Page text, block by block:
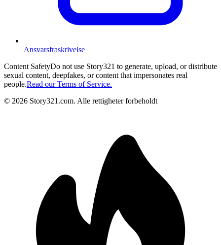
Ansvarsfraskrivelse
Content SafetyDo not use Story321 to generate, upload, or distribute
sexual content, deepfakes, or content that impersonates real
people.Read our Terms of Service.
© 2026 Story321.com. Alle rettigheter forbeholdt